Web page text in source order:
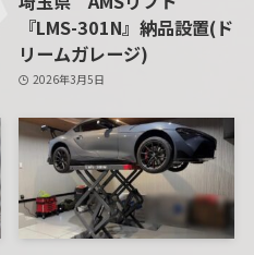
『LMS-301N』納品設置(ド
リームガレージ)
2026年3月5日